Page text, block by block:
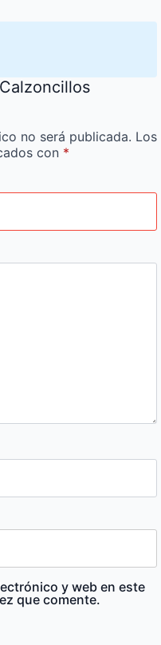
no será publicada. Los
con *
y web en este
que comente.